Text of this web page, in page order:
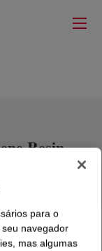
Resin
para o
navegador
mas algumas